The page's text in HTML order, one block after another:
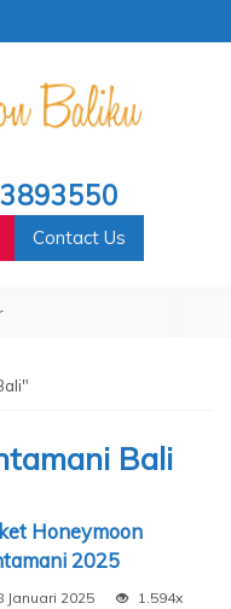
Contact Us
Bali
Honeymoon
2025
Januari 2025
1.594x